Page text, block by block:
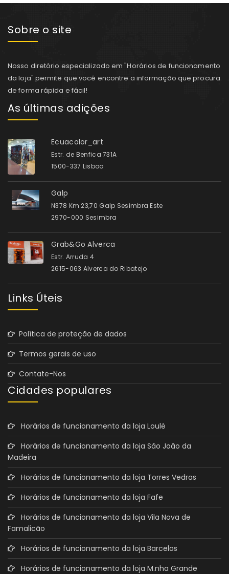
Sobre o site
Nosso diretório especializado em "Horários de funcionamento
da loja" permite que você encontre a informação que procura
de forma rápida e fácil!
As últimas adições
Ecuacolor_art
Estr. de Benfica 731A
1500-337 Lisboa
Galp
N378 Km 23,70 Galp Sesimbra Este
2970-000 Sesimbra
Grab&Go Alverca
Estr. Arruda 4
2615-063 Alverca do Ribatejo
Links Úteis
Política de proteção de dados
Termos gerais de uso
Contate-Nos
Cidades populares
Horários de funcionamento da loja Loulé
Horários de funcionamento da loja São João da
Madeira
Horários de funcionamento da loja Torres Vedras
Horários de funcionamento da loja Fafe
Horários de funcionamento da loja Vila Nova de
Famalicão
Horários de funcionamento da loja Barcelos
Horários de funcionamento da loja M.nha Grande